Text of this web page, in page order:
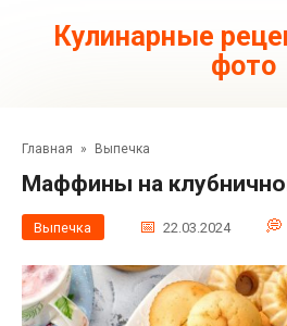
контентуКулинарные
фото
Главная » Выпечка
Маффины на
Выпечка 22.03.2024